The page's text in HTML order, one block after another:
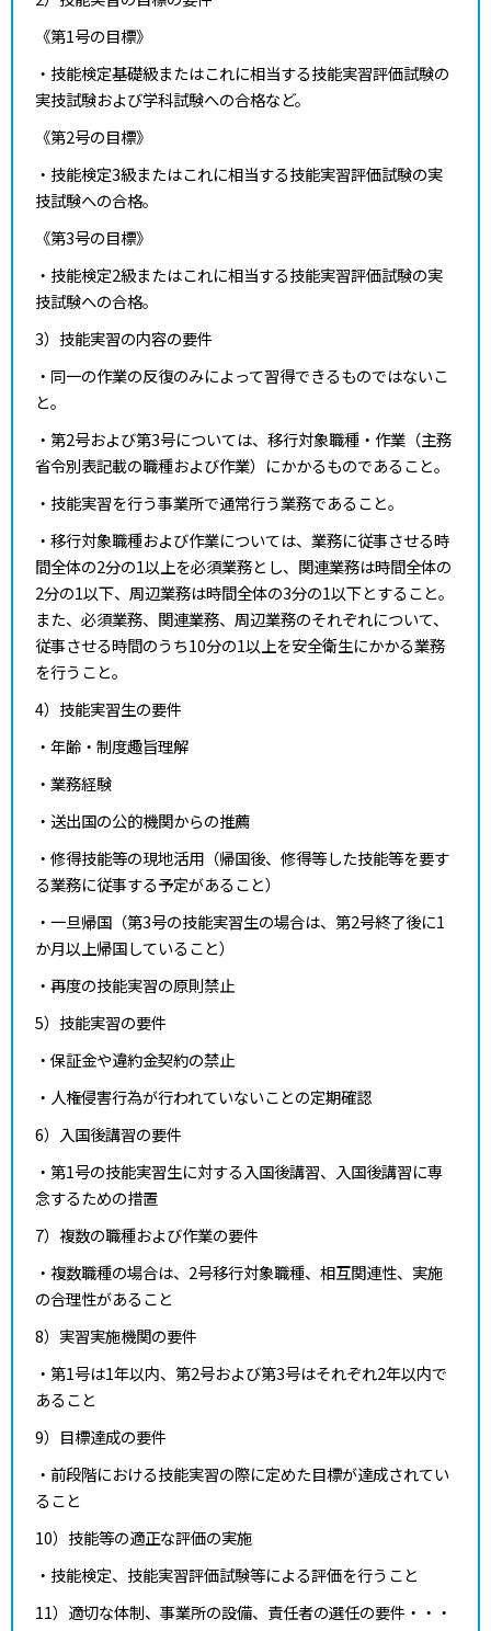
《第1号の目標》
・技能検定基礎級またはこれに相当する技能実習評価試験の
実技試験および学科試験への合格など。
《第2号の目標》
・技能検定3級またはこれに相当する技能実習評価試験の実
技試験への合格。
《第3号の目標》
・技能検定2級またはこれに相当する技能実習評価試験の実
技試験への合格。
3）技能実習の内容の要件
・同一の作業の反復のみによって習得できるものではないこ
と。
・第2号および第3号については、移行対象職種・作業（主務
省令別表記載の職種および作業）にかかるものであること。
・技能実習を行う事業所で通常行う業務であること。
・移行対象職種および作業については、業務に従事させる時
間全体の2分の1以上を必須業務とし、関連業務は時間全体の
2分の1以下、周辺業務は時間全体の3分の1以下とすること。
また、必須業務、関連業務、周辺業務のそれぞれについて、
従事させる時間のうち10分の1以上を安全衛生にかかる業務
を行うこと。
4）技能実習生の要件
・年齢・制度趣旨理解
・業務経験
・送出国の公的機関からの推薦
・修得技能等の現地活用（帰国後、修得等した技能等を要す
る業務に従事する予定があること）
・一旦帰国（第3号の技能実習生の場合は、第2号終了後に1
か月以上帰国していること）
・再度の技能実習の原則禁止
5）技能実習の要件
・保証金や違約金契約の禁止
・人権侵害行為が行われていないことの定期確認
6）入国後講習の要件
・第1号の技能実習生に対する入国後講習、入国後講習に専
念するための措置
7）複数の職種および作業の要件
・複数職種の場合は、2号移行対象職種、相互関連性、実施
の合理性があること
8）実習実施機関の要件
・第1号は1年以内、第2号および第3号はそれぞれ2年以内で
あること
9）目標達成の要件
・前段階における技能実習の際に定めた目標が達成されてい
ること
10）技能等の適正な評価の実施
・技能検定、技能実習評価試験等による評価を行うこと
11）適切な体制、事業所の設備、責任者の選任の要件・・・